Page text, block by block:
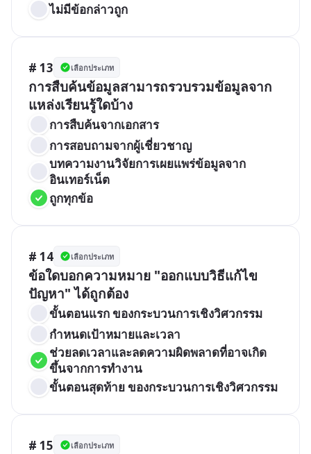
ไม่มีข้อกล่าวถูก
# 13 เลือกประเภท
การสืบค้นข้อมูลสามารถรวบรวมข้อมูลจาก
แหล่งเรียนรู้ใดบ้าง
การสืบค้นจากเอกสาร
การสอบถามจากผู้เชี่ยวชาญ
บทความงานวิจัยการเผยแพร่ข้อมูลจาก
อินเทอร์เน็ต
ถูกทุกข้อ
# 14 เลือกประเภท
ข้อใดบอกความหมาย "ออกแบบวิธีแก้ไข
ปัญหา" ได้ถูกต้อง
ขั้นตอนแรก ของกระบวนการเชิงวิศวกรรม
กำหนดเป้าหมายและเวลา
ช่วยลดเวลาและลดความผิดพลาดที่อาจเกิด
ขึ้นจากการทำงาน
ขั้นตอนสุดท้าย ของกระบวนการเชิงวิศวกรรม
# 15 เลือกประเภท